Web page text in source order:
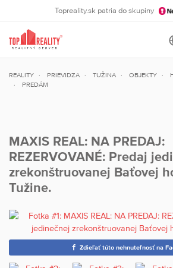
Topreality.sk patria do skupiny
REALITY PRIEVIDZA TUŽINA OBJEKTY
PREDÁM
MAXIS REAL: NA PREDAJ:
REZERVOVANÉ: Predaj
zrekonštruovanej Baťovej
Tužine.
Zdieľať túto nehnuteľnosť na